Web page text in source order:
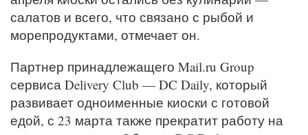
салатов и всего, что связано с рыбой и
морепродуктами, отмечает он.
Партнер принадлежащего Mail.ru Group
сервиса Delivery Club — DC Daily, который
развивает одноименные киоски с готовой
едой, с 23 марта также прекратит работу на